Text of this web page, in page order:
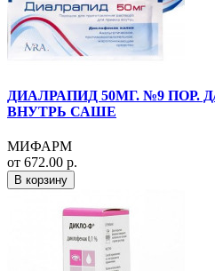
ДИАЛРАПИД 50МГ. №9 ПОР.
ВНУТРЬ САШЕ
МИФАРМ
от 672.00 р.
В корзину